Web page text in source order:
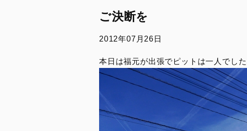
ご決断を
2012年07月26日
本日は福元が出張でピットは一人でし